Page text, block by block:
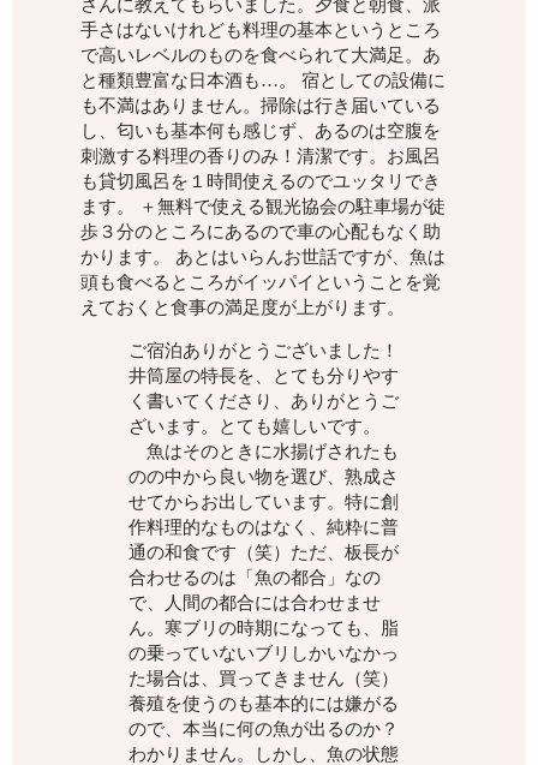
さんに教えてもらいました。夕食と朝食、派
手さはないけれども料理の基本というところ
で高いレベルのものを食べられて大満足。あ
と種類豊富な日本酒も…。 宿としての設備に
も不満はありません。掃除は行き届いている
し、匂いも基本何も感じず、あるのは空腹を
刺激する料理の香りのみ！清潔です。お風呂
も貸切風呂を１時間使えるのでユッタリでき
ます。 ＋無料で使える観光協会の駐車場が徒
歩３分のところにあるので車の心配もなく助
かります。 あとはいらんお世話ですが、魚は
頭も食べるところがイッパイということを覚
えておくと食事の満足度が上がります。
ご宿泊ありがとうございました！
井筒屋の特長を、とても分りやす
く書いてくださり、ありがとうご
ざいます。とても嬉しいです。
魚はそのときに水揚げされたも
のの中から良い物を選び、熟成さ
せてからお出しています。特に創
作料理的なものはなく、純粋に普
通の和食です（笑）ただ、板長が
合わせるのは「魚の都合」なの
で、人間の都合には合わせませ
ん。寒ブリの時期になっても、脂
の乗っていないブリしかいなかっ
た場合は、買ってきません（笑）
養殖を使うのも基本的には嫌がる
ので、本当に何の魚が出るのか？
わかりません。しかし、魚の状態